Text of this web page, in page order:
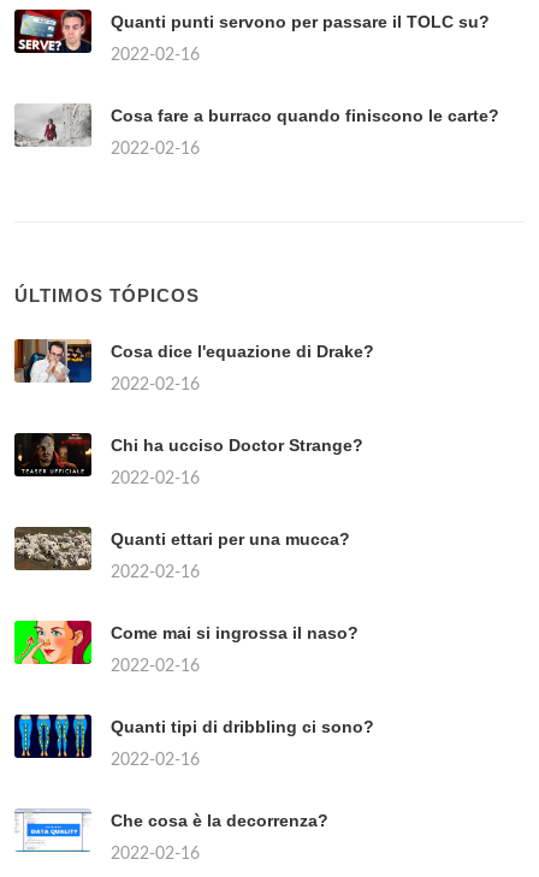
Quanti punti servono per passare il TOLC su?
2022-02-16
Cosa fare a burraco quando finiscono le carte?
2022-02-16
ÚLTIMOS TÓPICOS
Cosa dice l'equazione di Drake?
2022-02-16
Chi ha ucciso Doctor Strange?
2022-02-16
Quanti ettari per una mucca?
2022-02-16
Come mai si ingrossa il naso?
2022-02-16
Quanti tipi di dribbling ci sono?
2022-02-16
Che cosa è la decorrenza?
2022-02-16